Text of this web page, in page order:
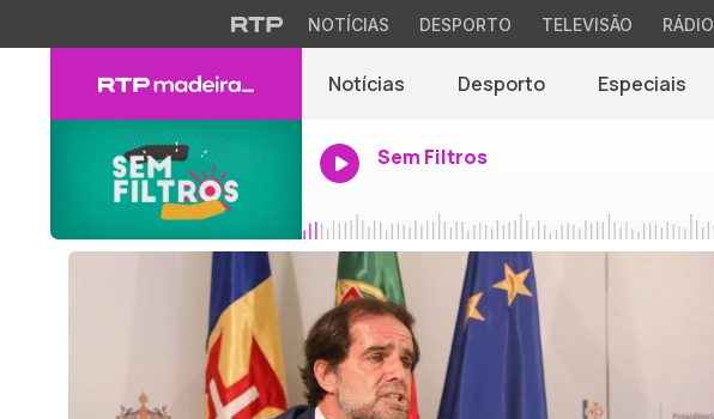
NOTÍCIAS DESPORTO TELEVISÃO RÁDIO
Notícias Desporto Especiais
Sem Filtros